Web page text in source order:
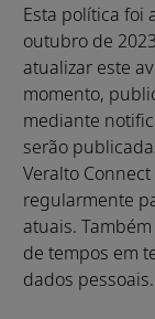
Esta política foi
outubro de
atualizar este
momento,
mediante
serão
Veralto
regularmente
atuais.
de tempos em
dados pessoais.